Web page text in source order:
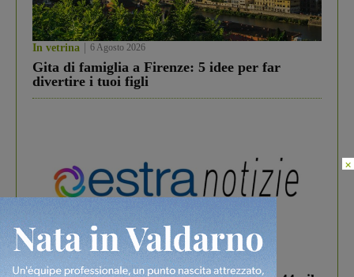
In vetrina 6 Agosto 2026
Gita di famiglia a Firenze: 5 idee per far
divertire i tuoi figli
In vetrina 3 Agosto 2026
×